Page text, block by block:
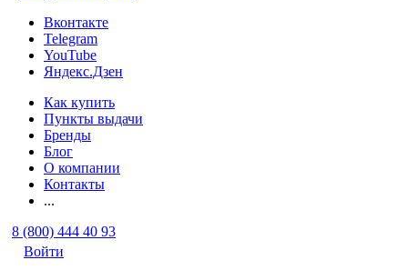
Вконтакте
Telegram
YouTube
Яндекс.Дзен
Как купить
Пункты выдачи
Бренды
Блог
О компании
Контакты
...
8 (800) 444 40 93
Войти